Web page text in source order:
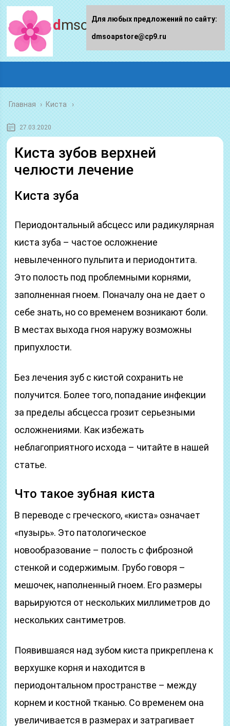
dmsoapstore.ru
Главная › Киста
27.03.2020
Киста зубов верхней
челюсти лечение
Киста зуба
Периодонтальный абсцесс или радикулярная
киста зуба – частое осложнение
невылеченного пульпита и периодонтита.
Это полость под проблемными корнями,
заполненная гноем. Поначалу она не дает о
себе знать, но со временем возникают боли.
В местах выхода гноя наружу возможны
припухлости.
Без лечения зуб с кистой сохранить не
получится. Более того, попадание инфекции
за пределы абсцесса грозит серьезными
осложнениями. Как избежать
неблагоприятного исхода – читайте в нашей
статье.
Что такое зубная киста
В переводе с греческого, «киста» означает
«пузырь». Это патологическое
новообразование – полость с фиброзной
стенкой и содержимым. Грубо говоря –
мешочек, наполненный гноем. Его размеры
варьируются от нескольких миллиметров до
нескольких сантиметров.
Появившаяся над зубом киста прикреплена к
верхушке корня и находится в
периодонтальном пространстве – между
корнем и костной тканью. Со временем она
увеличивается в размерах и затрагивает
Для любых предложений по сайту:
dmsoapstore@cp9.ru